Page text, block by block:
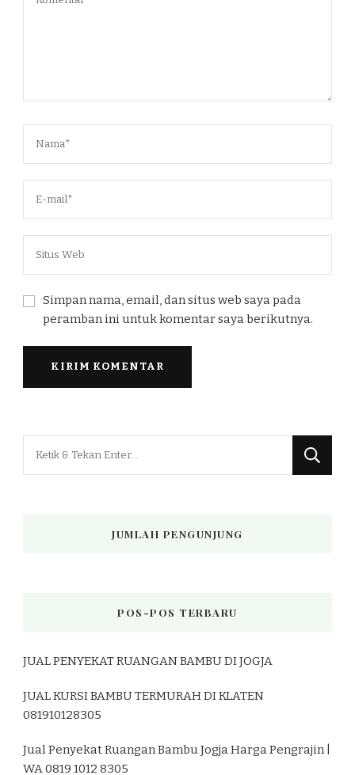
Simpan nama, email, dan situs web saya pada
peramban ini untuk komentar saya berikutnya.
JUMLAH PENGUNJUNG
POS-POS TERBARU
JUAL PENYEKAT RUANGAN BAMBU DI JOGJA
JUAL KURSI BAMBU TERMURAH DI KLATEN
081910128305
Jual Penyekat Ruangan Bambu Jogja Harga Pengrajin |
WA 0819 1012 8305